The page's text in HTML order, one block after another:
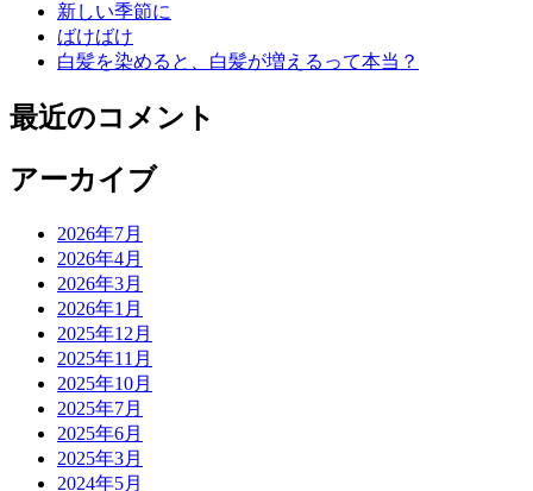
新しい季節に
ばけばけ
白髪を染めると、白髪が増えるって本当？
最近のコメント
アーカイブ
2026年7月
2026年4月
2026年3月
2026年1月
2025年12月
2025年11月
2025年10月
2025年7月
2025年6月
2025年3月
2024年5月